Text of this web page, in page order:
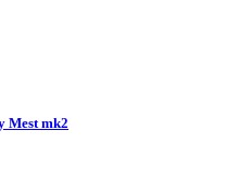
Mest mk2